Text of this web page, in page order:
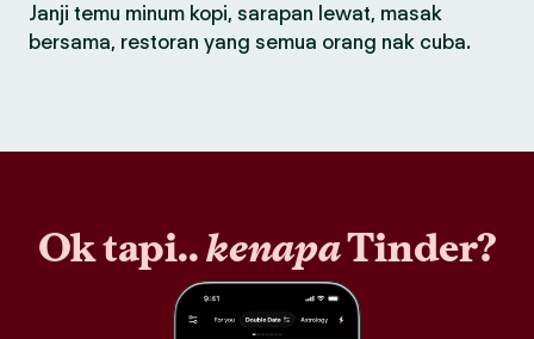
Janji temu minum kopi, sarapan lewat, masak
bersama, restoran yang semua orang nak cuba.
Ok tapi..kenapaTinder?